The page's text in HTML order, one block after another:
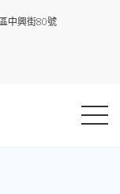
中興街80號